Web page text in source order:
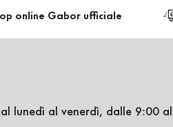
online Gabor ufficiale
lunedì al venerdì, dalle 9:00